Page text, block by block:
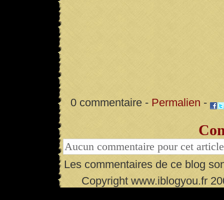
0 commentaire - Permalien -
Aucun commentaire pour cet article
Les commentaires de ce blog
Copyright www.iblogyou.fr